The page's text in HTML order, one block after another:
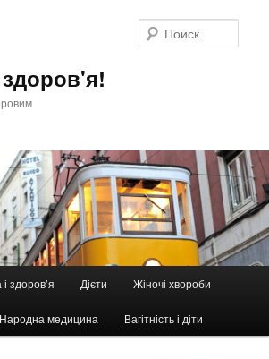
здоров’я Дієти Жіночі хвороби
Народна медицина Вагітність і діти